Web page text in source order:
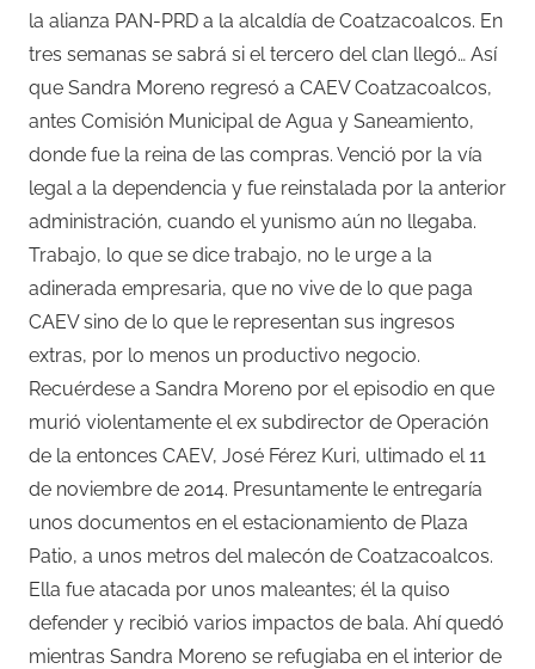
la alianza PAN-PRD a la alcaldía de Coatzacoalcos. En
tres semanas se sabrá si el tercero del clan llegó… Así
que Sandra Moreno regresó a CAEV Coatzacoalcos,
antes Comisión Municipal de Agua y Saneamiento,
donde fue la reina de las compras. Venció por la vía
legal a la dependencia y fue reinstalada por la anterior
administración, cuando el yunismo aún no llegaba.
Trabajo, lo que se dice trabajo, no le urge a la
adinerada empresaria, que no vive de lo que paga
CAEV sino de lo que le representan sus ingresos
extras, por lo menos un productivo negocio.
Recuérdese a Sandra Moreno por el episodio en que
murió violentamente el ex subdirector de Operación
de la entonces CAEV, José Férez Kuri, ultimado el 11
de noviembre de 2014. Presuntamente le entregaría
unos documentos en el estacionamiento de Plaza
Patio, a unos metros del malecón de Coatzacoalcos.
Ella fue atacada por unos maleantes; él la quiso
defender y recibió varios impactos de bala. Ahí quedó
mientras Sandra Moreno se refugiaba en el interior de